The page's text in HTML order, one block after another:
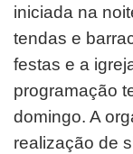
iniciada na
tendas e
festas e a
programação
domingo. A
realização de